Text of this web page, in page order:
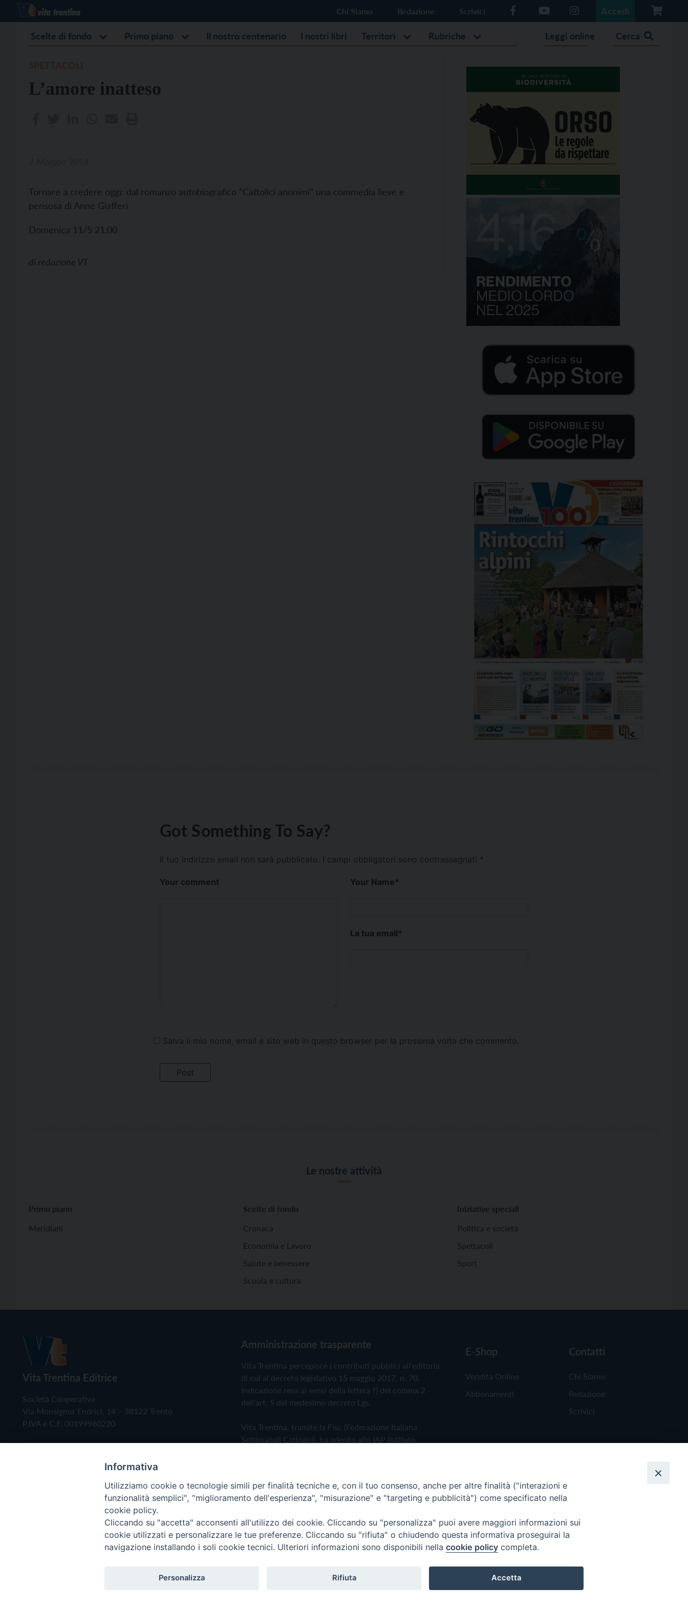
Chi Siamo Redazione Scrivici Accedi
Scelte di fondo Primo piano Il nostro centenario I nostri libri Territori Rubriche Leggi online Cerca
L’amore inatteso
Tornare a credere oggi: dal romanzo autobiografico “Cattolici anonimi” una commedia lieve e
pensosa di Anne Giafferi
Domenica 11/5 21.00
di redazione VT
Got Something To Say?
Il tuo indirizzo email non sarà pubblicato. I campi obbligatori sono contrassegnati *
Your comment Your Name*
La tua email*
Salva il mio nome, email e sito web in questo browser per la prossima volta che commento.
Le nostre attività
Primo piano
Meridiani
Scelte di fondo
Cronaca
Economia e Lavoro
Salute e benessere
Scuola e cultura
Iniziative speciali
Politica e società
Spettacoli
Sport
Vita Trentina Editrice
Società Cooperativa
Via Monsignor Endrici, 14 – 38122 Trento
P.IVA e C.F. 00199960220
Amministrazione trasparente
Vita Trentina percepisce i contributi pubblici all'editoria
di cui al decreto legislativo 15 maggio 2017, n. 70.
Indicazione resa ai sensi della lettera f) del comma 2
dell'art. 5 del medesimo decreto Lgs.
Vita Trentina, tramite la Fisc (Federazione Italiana
Settimanali Cattolici), ha aderito allo IAP (Istituto
Privacy Policy Cookie Policy
E-Shop
Vendita Online
Abbonamenti
Contatti
Chi Siamo
Redazione
Scrivici
Copyright © 2019 - Tutti i diritti riservati - Vita Trentina Editrice
Informativa
Utilizziamo cookie o tecnologie simili per finalità tecniche e, con il tuo consenso, anche per altre finalità ("interazioni e
funzionalità semplici", "miglioramento dell'esperienza", "misurazione" e "targeting e pubblicità") come specificato nella
cookie policy.
Cliccando su "accetta" acconsenti all'utilizzo dei cookie. Cliccando su "personalizza" puoi avere maggiori informazioni sui
cookie utilizzati e personalizzare le tue preferenze. Cliccando su "rifiuta" o chiudendo questa informativa proseguirai la
navigazione installando i soli cookie tecnici. Ulteriori informazioni sono disponibili nella cookie policy completa.
Personalizza Rifiuta Accetta